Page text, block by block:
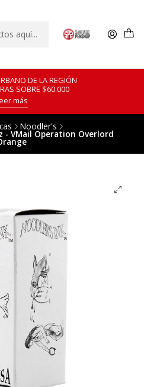
DE LA REGIÓN
SOBRE $60.000
más
Noodler's
- VMail Operation Overlord